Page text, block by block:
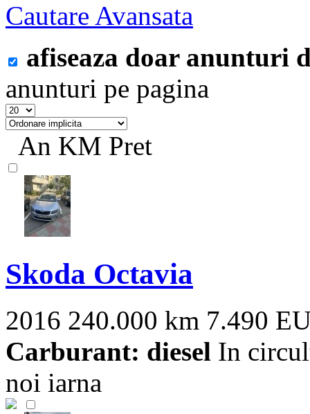
Cautare Avansata
afiseaza doar anunturi
anunturi pe pagina
An KM Pret
Skoda Octavia
2016 240.000 km 7.490
Carburant: diesel In
noi iarna